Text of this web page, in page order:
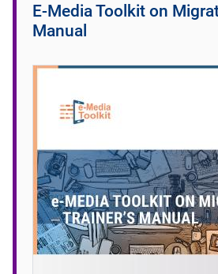
E-Media Toolkit on
Manual